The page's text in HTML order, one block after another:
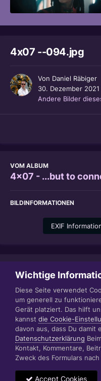
4x07 --094.jpg
Von Daniel Räbiger
30. Dezember 2021
Andere Bilder
VOM ALBUM
4x07 - ...but to
BILDINFORMATIONEN
EXIF
Teilen
© 1999 - 2022
Powered
Wichtige
Diese Seite verwendet
um generell zu
Gerät platziert. Das hilft
kannst die Cookie-
davon aus, dass Du damit
Datenschutzerklärung
Kontakt, Kommentare,
Zweck des Formulars
Accept Cookies